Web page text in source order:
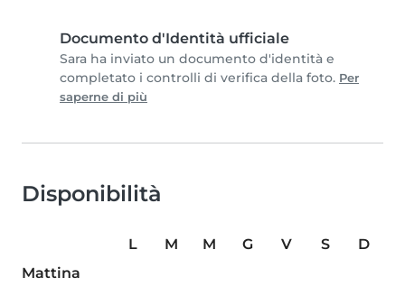
Documento d'Identità ufficiale
Sara ha inviato un documento d'identità e
completato i controlli di verifica della foto. Per
saperne di più
Disponibilità
L M M G V S
D
Mattina